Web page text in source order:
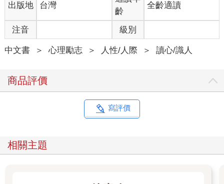
出版地 台灣
齡
全齡適讀
注音 級別
中文書 ＞ 心理勵志 ＞ 人性/人際 ＞ 讀心/識人
商品評價
寫評價
相關主題